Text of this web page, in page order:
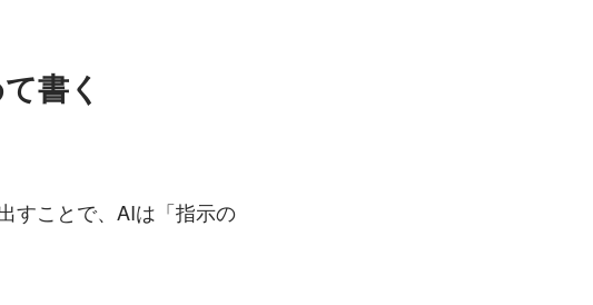
書く
すことで、AIは「指示の